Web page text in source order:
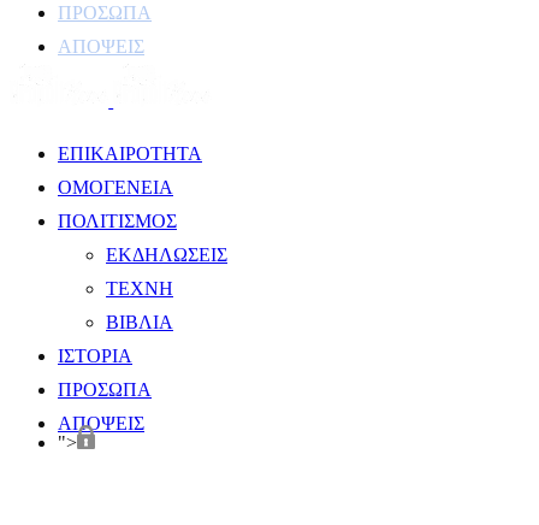
ΠΡΟΣΩΠΑ
ΑΠΟΨΕΙΣ
ΕΠΙΚΑΙΡΟΤΗΤΑ
ΟΜΟΓΕΝΕΙΑ
ΠΟΛΙΤΙΣΜΟΣ
ΕΚΔΗΛΩΣΕΙΣ
ΤΕΧΝΗ
ΒΙΒΛΙΑ
ΙΣΤΟΡΙΑ
ΠΡΟΣΩΠΑ
ΑΠΟΨΕΙΣ
">